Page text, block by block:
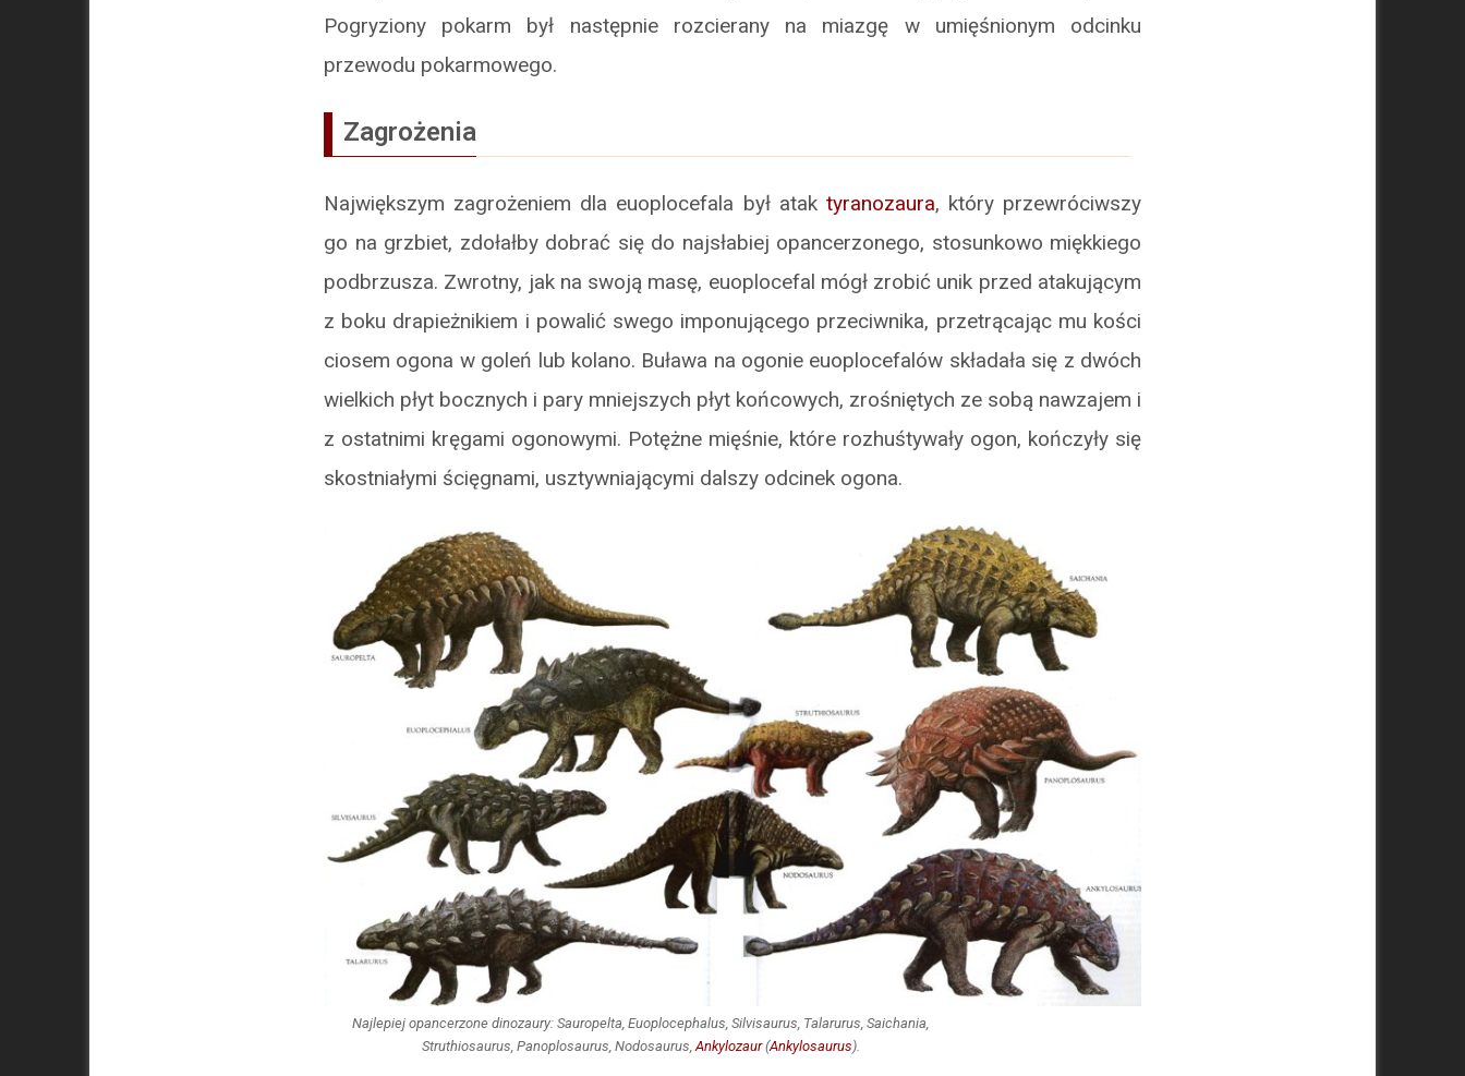
Pogryziony pokarm był następnie rozcierany na miazgę w umięśnionym odcinku
przewodu pokarmowego.
Zagrożenia
Największym zagrożeniem dla euoplocefala był atak tyranozaura, który przewróciwszy
go na grzbiet, zdołałby dobrać się do najsłabiej opancerzonego, stosunkowo miękkiego
podbrzusza. Zwrotny, jak na swoją masę, euoplocefal mógł zrobić unik przed atakującym
z boku drapieżnikiem i powalić swego imponującego przeciwnika, przetrącając mu kości
ciosem ogona w goleń lub kolano. Buława na ogonie euoplocefalów składała się z dwóch
wielkich płyt bocznych i pary mniejszych płyt końcowych, zrośniętych ze sobą nawzajem i
z ostatnimi kręgami ogonowymi. Potężne mięśnie, które rozhuśtywały ogon, kończyły się
skostniałymi ścięgnami, usztywniającymi dalszy odcinek ogona.
Najlepiej opancerzone dinozaury: Sauropelta, Euoplocephalus, Silvisaurus, Talarurus, Saichania,
Struthiosaurus, Panoplosaurus, Nodosaurus, Ankylozaur(Ankylosaurus).